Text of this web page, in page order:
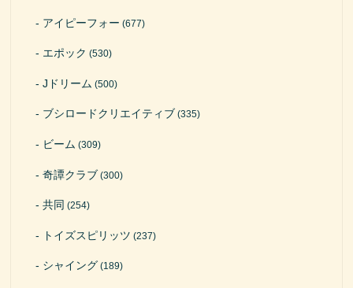
アイピーフォー (677)
エポック (530)
Jドリーム (500)
ブシロードクリエイティブ (335)
ビーム (309)
奇譚クラブ (300)
共同 (254)
トイズスピリッツ (237)
シャイング (189)